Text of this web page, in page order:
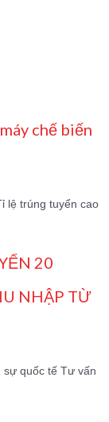
chế biến
trúng tuyển cao
20
NHẬP TỪ
sự quốc tế Tư vấn